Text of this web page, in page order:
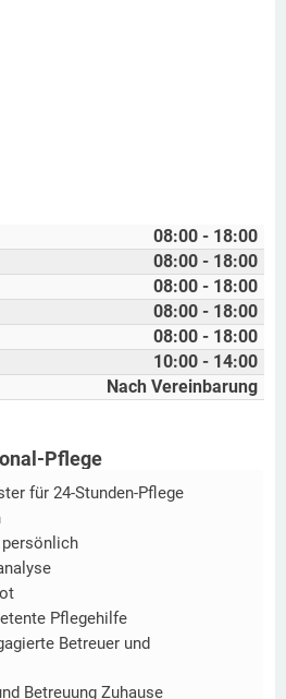
08:00 - 18:00
08:00 - 18:00
08:00 - 18:00
08:00 - 18:00
08:00 - 18:00
10:00 - 14:00
Nach Vereinbarung
Pflege
für 24-Stunden-Pflege
Pflegehilfe
Betreuer und
Betreuung Zuhause